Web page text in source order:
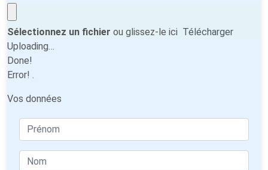
Sélectionnez un fichier ou glissez-le ici Télécharger
Uploading…
Done!
Error! .
Vos données